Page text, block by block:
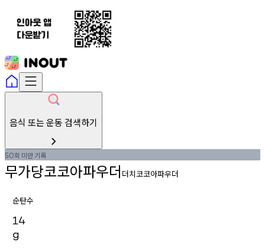
음식 또는 운동 검색하기
50회 미만기록
무가당코코아파우더 더치코코아파우더
순탄수
14
g